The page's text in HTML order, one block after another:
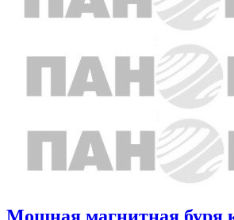
Мощная магнитная буря